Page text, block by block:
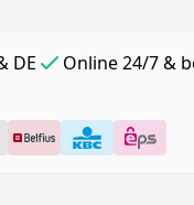
DE Online 24/7 &